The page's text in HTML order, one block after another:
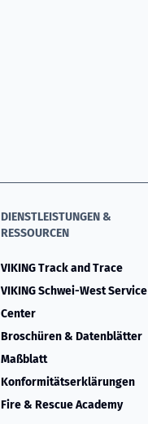
DIENSTLEISTUNGEN &
RESSOURCEN
VIKING Track and Trace
VIKING Schwei-West Service
Center
Broschüren & Datenblätter
Maßblatt
Konformitätserklärungen
Fire & Rescue Academy